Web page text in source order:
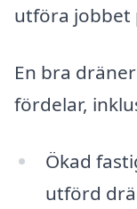
utföra jobbet
En bra
fördelar,
Ökad
utförd